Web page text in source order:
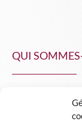
QUI